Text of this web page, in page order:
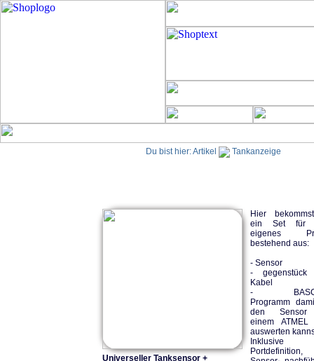
Du bist hier:Artikel Tankanzeige
Hier
ein Set für
eigenes
bestehend aus:
- Sensor
- gegenstück
Kabel
-
Programm
den
einem ATMEL
auswerten
Inklusive
Portdefinition,
Universeller Tanksensor +